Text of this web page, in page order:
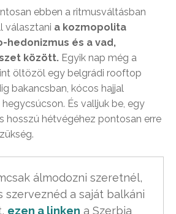
ebben a ritmusváltásban
választani a kozmopolita
hedonizmus és a vad,
között. Egyik nap még a
öltözöl egy belgrádi rooftop
bakancsban, kócos hajjal
És valljuk be, egy
hosszú hétvégéhez pontosan erre
álmodozni szeretnél,
szerveznéd a saját balkáni
ezen a linken a Szerbia